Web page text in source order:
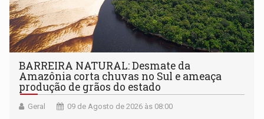
BARREIRA NATURAL: Desmate da
Amazônia corta chuvas no Sul e ameaça
produção de grãos do estado
Geral 09 de Agosto de 2026 às 08:00